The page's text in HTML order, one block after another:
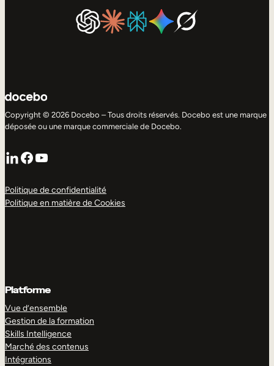
Copyright © 2026 Docebo – Tous droits réservés. Docebo est une marque
déposée ou une marque commerciale de Docebo.
LinkedIn
Facebook
YouTube
Politique de confidentialité
Politique en matière de Cookies
Platforme
Vue d’ensemble
Gestion de la formation
Skills Intelligence
Marché des contenus
Intégrations